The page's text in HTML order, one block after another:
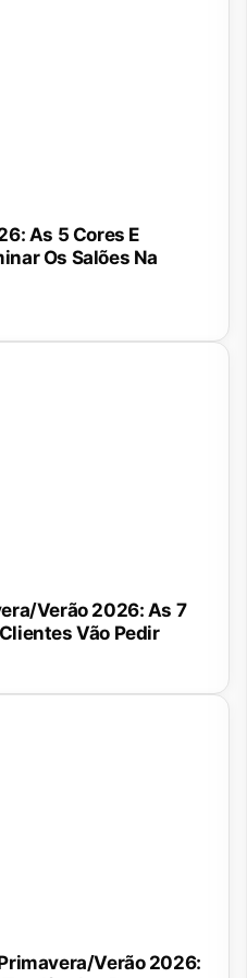
As 5 Cores E
Os Salões Na
Verão 2026: As 7
Vão Pedir
Verão 2026: